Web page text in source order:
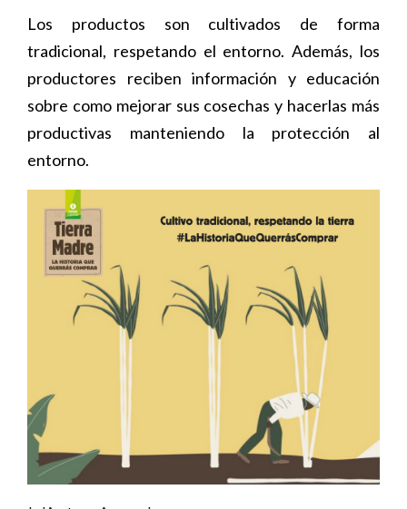
Los productos son cultivados de forma
tradicional, respetando el entorno. Además, los
productores reciben información y educación
sobre como mejorar sus cosechas y hacerlas más
productivas manteniendo la protección al
entorno.